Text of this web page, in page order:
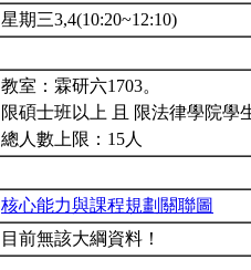
星期三3,4(10:20~12:10)
教室：霖研六1703。
限碩士班以上 且 限法律學院學
總人數上限：15人
核心能力與課程規劃關聯圖
目前無該大綱資料！